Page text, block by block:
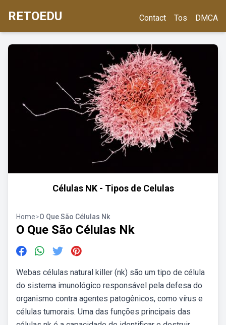
RETOEDU Contact Tos DMCA
Células NK - Tipos de Celulas
Home>O Que São Células Nk
O Que São Células Nk
Webas células natural killer (nk) são um tipo de célula
do sistema imunológico responsável pela defesa do
organismo contra agentes patogênicos, como vírus e
células tumorais. Uma das funções principais das